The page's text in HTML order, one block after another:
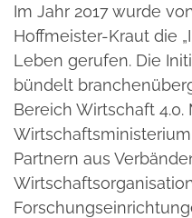
Im Jahr 2017 wurde
Hoffmeister-Kraut die
Leben gerufen. Die
bündelt
Bereich Wirtschaft
Partnern aus